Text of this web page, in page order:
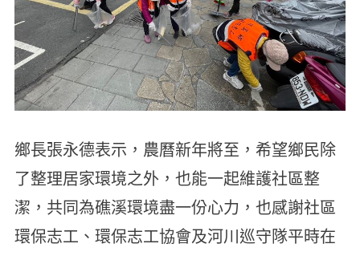
鄉長張永德表示，農曆新年將至，希望鄉民除
了整理居家環境之外，也能一起維護社區整
潔，共同為礁溪環境盡一份心力，也感謝社區
環保志工、環保志工協會及河川巡守隊平時在